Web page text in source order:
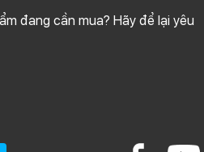
đang cần mua? Hãy để lại yêu